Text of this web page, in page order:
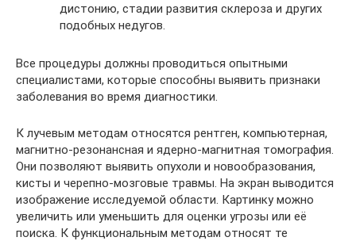
дистонию, стадии развития склероза и других
подобных недугов.
Все процедуры должны проводиться опытными
специалистами, которые способны выявить признаки
заболевания во время диагностики.
К лучевым методам относятся рентген, компьютерная,
магнитно-резонансная и ядерно-магнитная томография.
Они позволяют выявить опухоли и новообразования,
кисты и черепно-мозговые травмы. На экран выводится
изображение исследуемой области. Картинку можно
увеличить или уменьшить для оценки угрозы или её
поиска. К функциональным методам относят те